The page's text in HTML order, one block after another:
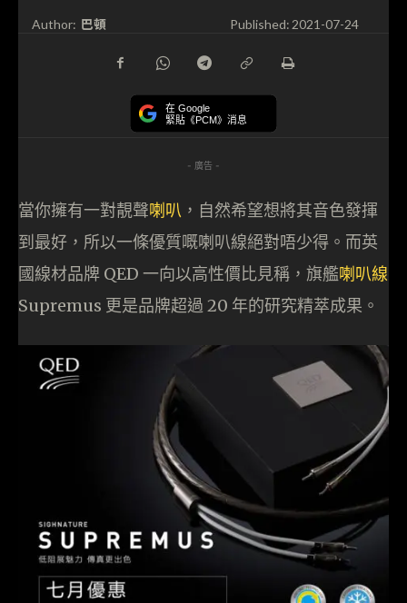
Author: 巴頓 Published: 2021-07-24
在 Google
緊貼《PCM》消息
- 廣告 -
當你擁有一對靚聲喇叭 ，自然希望想將其音色發揮
到最好，所以一條優質嘅喇叭線絕對唔少得。而英
國線材品牌 QED 一向以高性價比見稱，旗艦喇叭線
Supremus 更是品牌超過 20 年的研究精萃成果。